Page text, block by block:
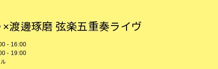
×渡邊琢磨 弦楽五重奏ライヴ
- 16:00
- 19:00